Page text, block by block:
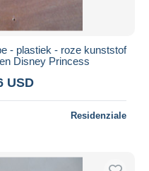
- plastiek - roze kunststof
Disney Princess
USD
Residenziale